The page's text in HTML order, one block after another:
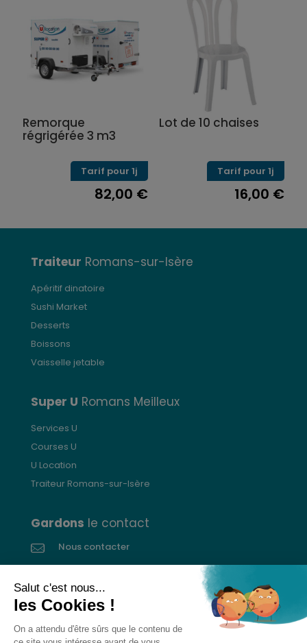
Remorque
régrigérée 3 m3
Tarif pour 1j
82,00 €
Lot de 10 chaises
Tarif pour 1j
16,00 €
Traiteur Romans-sur-Isère
Apéritif dinatoire
Sushi Market
Desserts
Boissons
Vaisselle jetable
Super U Romans Meilleux
Services U
Courses U
U Location
Traiteur Romans-sur-Isère
Gardons le contact
Nous contacter
CGVs Livraison et paiement
Mentions légales
Les cookies
Confidentialité